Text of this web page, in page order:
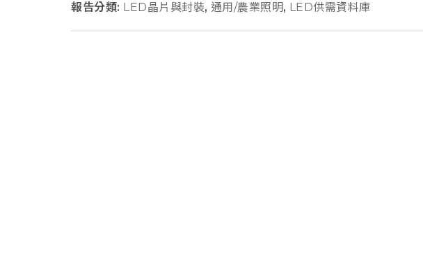
報告分類: LED晶片與封裝, 通用/農業照明, LED供需資料庫